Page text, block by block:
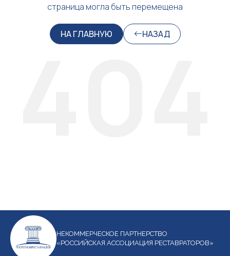
страница могла быть перемещена
НА ГЛАВНУЮ НАЗАД
НЕКОММЕРЧЕСКОЕ ПАРТНЕРСТВО
«РОССИЙСКАЯ АССОЦИАЦИЯ РЕСТАВРАТОРОВ»